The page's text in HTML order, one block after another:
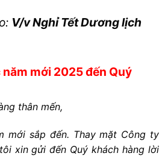
V/v Nghỉ Tết Dương lịch
năm mới 2025 đến Quý
thân mến,
mới sắp đến. Thay mặt Công ty
xin gửi đến Quý khách hàng lời